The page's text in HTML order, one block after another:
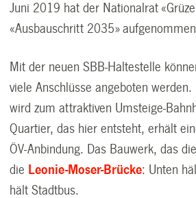
Juni 2019 hat der Nationalrat
«Ausbauschritt 2035»
Mit der neuen SBB-Haltestelle
viele Anschlüsse angeboten werden.
wird zum attraktiven Umsteige-
Quartier, das hier entsteht, erhält
ÖV-Anbindung. Das Bauwerk, das
die Leonie-Moser-Brücke: Unten
hält Stadtbus.